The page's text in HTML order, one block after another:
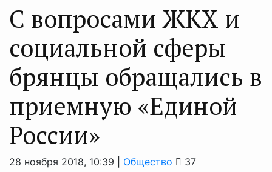
С вопросами ЖКХ и
социальной сферы
брянцы обращались в
приемную «Единой
России»
28 ноября 2018, 10:39 | Общество 37